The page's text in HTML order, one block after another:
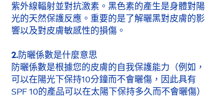
紫外線輻射並對抗激素。黑色素的產生是身體對陽
光的天然保護反應。重要的是了解曬黑對皮膚的影
響以及對皮膚敏感性的損傷。
2.防曬係數是什麼意思
防曬係數是根據您的皮膚的自我保護能力（例如，
可以在陽光下保持10分鐘而不會曬傷，因此具有
SPF 10的產品可以在太陽下保持多久而不會曬傷）